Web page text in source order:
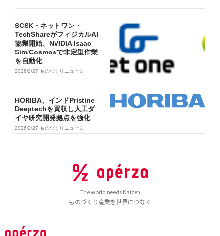
SCSK・ネットワン・
TechShareがフィジカルAI
協業開始、NVIDIA Isaac
Sim/Cosmosで非定型作業
を自動化
2026/2/27 ものづくりニュース
HORIBA、インドPristine
Deeptechを買収し人工ダ
イヤ研究開発拠点を強化
2026/2/27 ものづくりニュース
The world needs Kaizen
ものづくり産業を世界につなぐ